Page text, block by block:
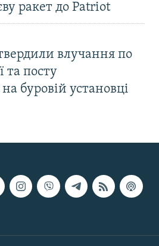
ракет до Patriot
влучання по
та посту
буровій установці